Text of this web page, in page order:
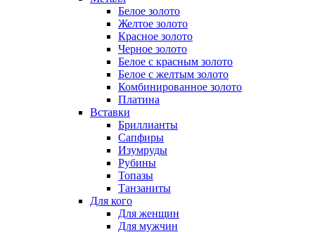
Белое золото
Желтое золото
Красное золото
Черное золото
Белое с красным золото
Белое с желтым золото
Комбинированное золото
Платина
Вставки
Бриллианты
Сапфиры
Изумруды
Рубины
Топазы
Танзаниты
Для кого
Для женщин
Для мужчин